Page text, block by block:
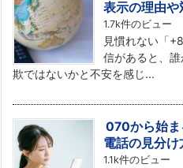
表示の理由
1.7k件のビュー
見慣れない「
信があると、
欺ではないかと不安を感じ...
070から始ま
電話の見分け
1.1k件のビュー